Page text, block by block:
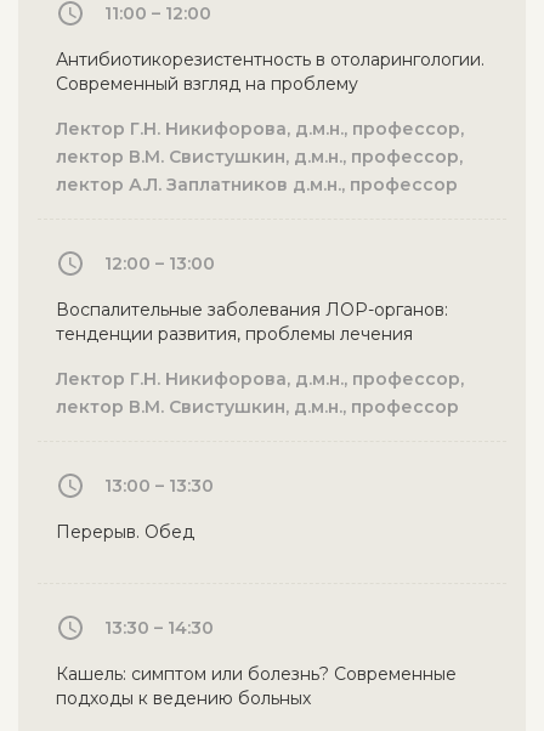
11:00 – 12:00
Антибиотикорезистентность в отоларингологии.
Современный взгляд на проблему
Лектор Г.Н. Никифорова, д.м.н., профессор,
лектор В.М. Свистушкин, д.м.н., профессор,
лектор А.Л. Заплатников д.м.н., профессор
12:00 – 13:00
Воспалительные заболевания ЛОР-органов:
тенденции развития, проблемы лечения
Лектор Г.Н. Никифорова, д.м.н., профессор,
лектор В.М. Свистушкин, д.м.н., профессор
13:00 – 13:30
Перерыв. Обед
13:30 – 14:30
Кашель: симптом или болезнь? Современные
подходы к ведению больных